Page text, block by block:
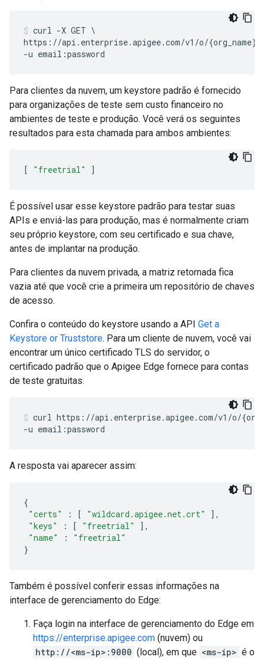
curl -X GET \
https://api.enterprise.apigee.com/v1/o/{org_name}/
Para clientes da nuvem, um keystore padrão é fornecido
para organizações de teste sem custo financeiro no
ambientes de teste e produção. Você verá os seguintes
resultados para esta chamada para ambos ambientes:
[ "freetrial" ]
É possível usar esse keystore padrão para testar suas
APIs e enviá-las para produção, mas é normalmente criam
seu próprio keystore, com seu certificado e sua chave,
antes de implantar na produção.
Para clientes da nuvem privada, a matriz retornada fica
vazia até que você crie a primeira um repositório de chaves
de acesso.
Confira o conteúdo do keystore usando a API Get a
Keystore or Truststore. Para um cliente de nuvem, você vai
encontrar um único certificado TLS do servidor, o
certificado padrão que o Apigee Edge fornece para contas
de teste gratuitas.
curl https://api.enterprise.apigee.com/v1/o/
-u email:password
A resposta vai aparecer assim:
{
"certs"
: [ "wildcard.apigee.net.crt"
],
"keys"
: [ "freetrial"
],
"name"
:
"freetrial"
}
Também é possível conferir essas informações na
interface de gerenciamento do Edge:
Faça login na interface de gerenciamento do Edge em
https://enterprise.apigee.com (nuvem) ou
http://<ms-ip>:9000 (local), em que <ms-ip> é o